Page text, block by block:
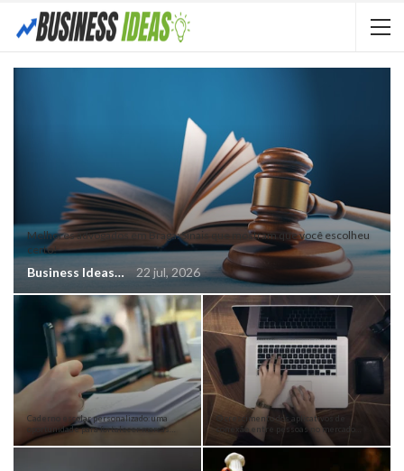
Melhores advogados em Braga: Sinais que mostram que você escolheu
certo!
Business Ideas 22 jul, 2026
Caderno escolar personalizado: uma
oportunidade para fortalecer marcas…
O crescimento dos aplicativos de
conexão entre pessoas no mercado…